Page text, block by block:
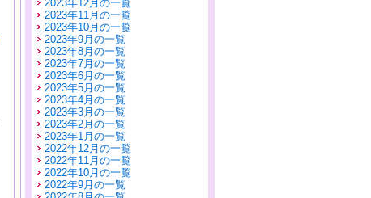
2023年12月の一覧
2023年11月の一覧
2023年10月の一覧
2023年9月の一覧
2023年8月の一覧
2023年7月の一覧
2023年6月の一覧
2023年5月の一覧
2023年4月の一覧
2023年3月の一覧
2023年2月の一覧
2023年1月の一覧
2022年12月の一覧
2022年11月の一覧
2022年10月の一覧
2022年9月の一覧